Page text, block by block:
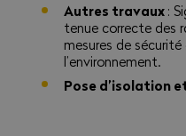
Autres travaux :
tenue correcte des
mesures de
l’environnement.
Pose d’isolation